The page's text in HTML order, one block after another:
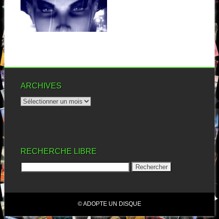
1997. Votre serviteur, toujours
en quête de nouvelles
sensations musicales, et...
▶
ARCHIVES
RECHERCHE LIBRE
© ADOPTE UN DISQUE